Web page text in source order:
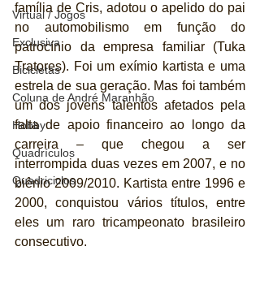
Virtual / Jogos
Exclusiva
Bicicletas
Coluna de André Maranhão
Hobby
Quadrículos
Quadriciclos
família de Cris, adotou o apelido do pai
no automobilismo em função do
patrocínio da empresa familiar (Tuka
Tratores). Foi um exímio kartista e uma
estrela de sua geração. Mas foi também
um dos jovens talentos afetados pela
falta de apoio financeiro ao longo da
carreira – que chegou a ser
interrompida duas vezes em 2007, e no
biênio 2009/2010. Kartista entre 1996 e
2000, conquistou vários títulos, entre
eles um raro tricampeonato brasileiro
consecutivo.